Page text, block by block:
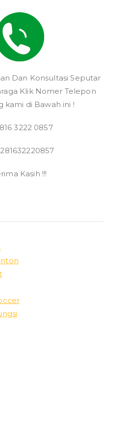
Dan Konsultasi Seputar
Klik Nomer Telepon
kami di Bawah ini !
3222 0857
Kasih !!!